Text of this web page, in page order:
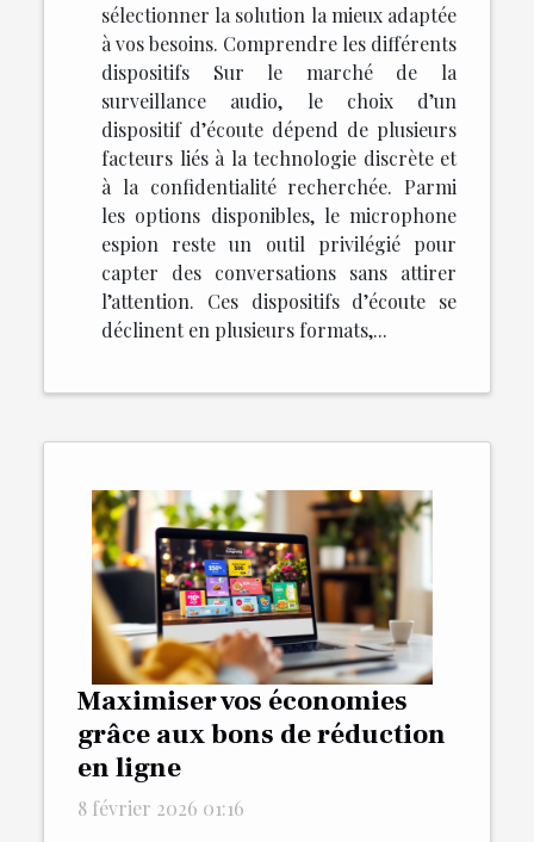
sélectionner la solution la mieux adaptée
à vos besoins. Comprendre les différents
dispositifs Sur le marché de la
surveillance audio, le choix d’un
dispositif d’écoute dépend de plusieurs
facteurs liés à la technologie discrète et
à la confidentialité recherchée. Parmi
les options disponibles, le microphone
espion reste un outil privilégié pour
capter des conversations sans attirer
l’attention. Ces dispositifs d’écoute se
déclinent en plusieurs formats,...
Maximiser vos économies
grâce aux bons de réduction
en ligne
8 février 2026 01:16